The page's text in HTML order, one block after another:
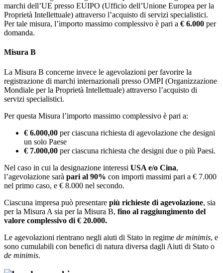
marchi dell’UE presso EUIPO (Ufficio dell’Unione Europea per la
Proprietà Intellettuale) attraverso l’acquisto di servizi specialistici.
Per tale misura, l’importo massimo complessivo è pari a € 6.000 per
domanda.
Misura B
La Misura B concerne invece le agevolazioni per favorire la
registrazione di marchi internazionali presso OMPI (Organizzazione
Mondiale per la Proprietà Intellettuale) attraverso l’acquisto di
servizi specialistici.
Per questa Misura l’importo massimo complessivo è pari a:
€ 6.000,00 per ciascuna richiesta di agevolazione che designi
un solo Paese
€ 7.000,00 per ciascuna richiesta che designi due o più Paesi.
Nel caso in cui la designazione interessi USA e/o Cina,
l’agevolazione sarà pari al 90% con importi massimi pari a € 7.000
nel primo caso, e € 8.000 nel secondo.
Ciascuna impresa può presentare più richieste di agevolazione, sia
per la Misura A sia per la Misura B, fino al raggiungimento del
valore complessivo di € 20.000.
Le agevolazioni rientrano negli aiuti di Stato in regime de minimis, e
sono cumulabili con benefici di natura diversa dagli Aiuti di Stato o
de minimis.